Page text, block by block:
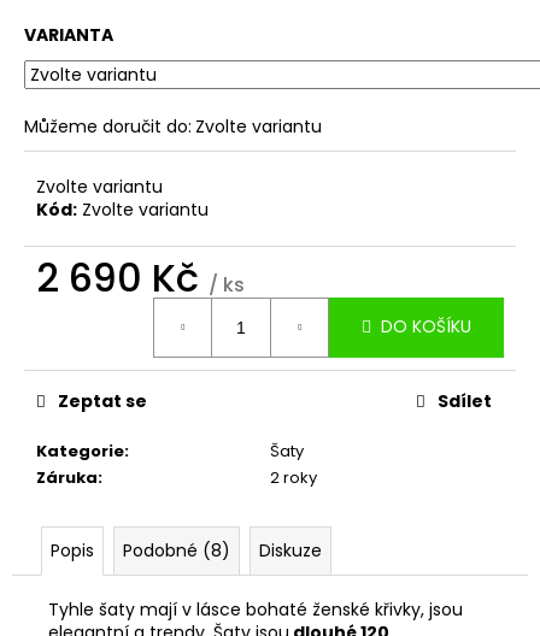
VARIANTA
Můžeme doručit do: Zvolte variantu
Zvolte variantu
Kód: Zvolte variantu
2 690 Kč / ks
DO KOŠÍKU
Kategorie:
Šaty
Záruka: 2 roky
Zeptat se Sdílet
Popis Podobné (8) Diskuze
Tyhle šaty mají v lásce bohaté ženské křivky, jsou